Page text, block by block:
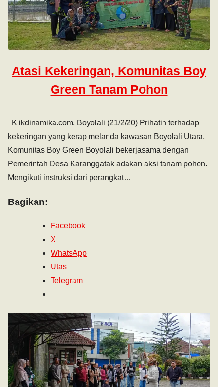
Atasi Kekeringan, Komunitas Boy
Green Tanam Pohon
Klikdinamika.com, Boyolali (21/2/20) Prihatin terhadap
kekeringan yang kerap melanda kawasan Boyolali Utara,
Komunitas Boy Green Boyolali bekerjasama dengan
Pemerintah Desa Karanggatak adakan aksi tanam pohon.
Mengikuti instruksi dari perangkat…
Bagikan:
Facebook
X
WhatsApp
Utas
Telegram